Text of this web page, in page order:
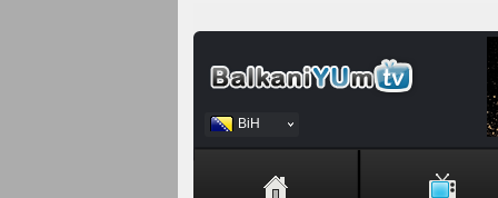
BiH
Srpski